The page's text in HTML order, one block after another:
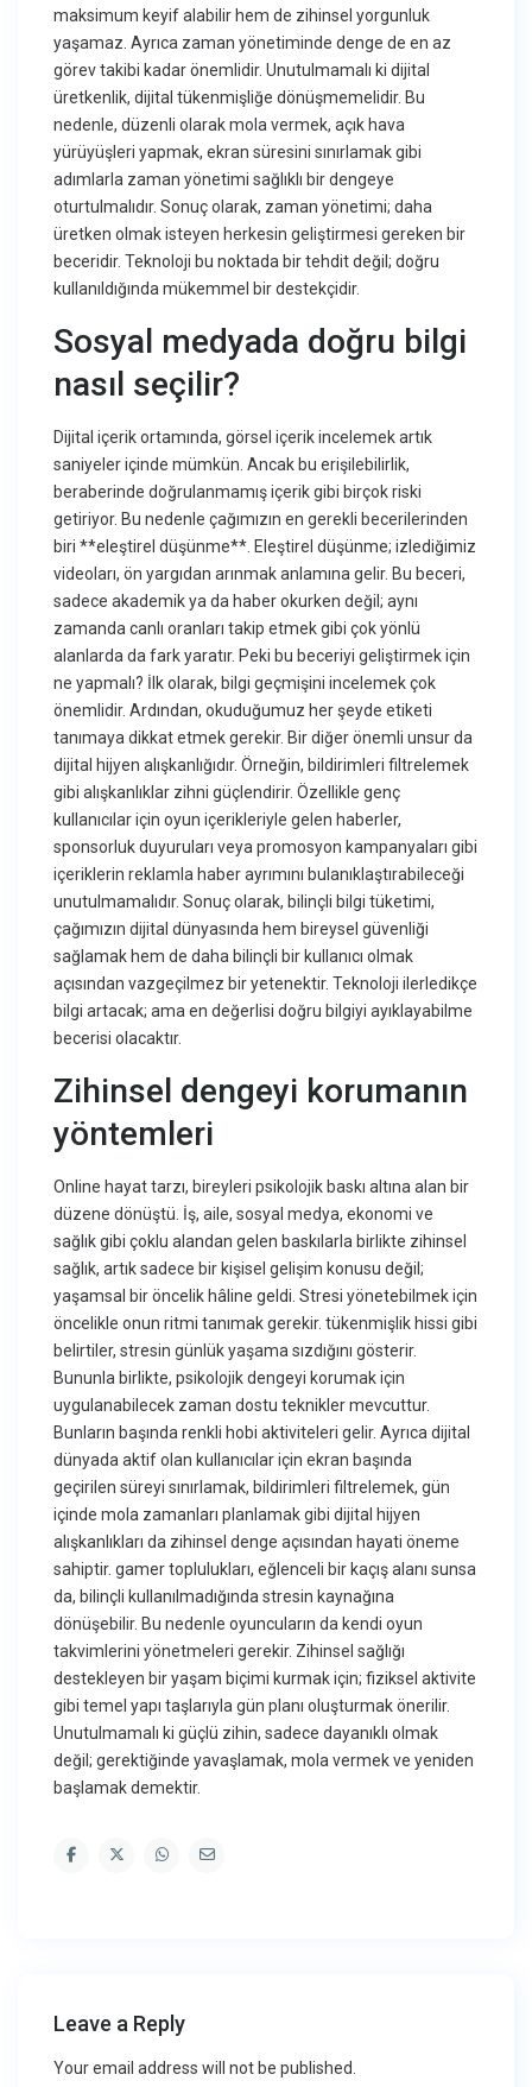
maksimum keyif alabilir hem de zihinsel yorgunluk
yaşamaz. Ayrıca zaman yönetiminde denge de en az
görev takibi kadar önemlidir. Unutulmamalı ki dijital
üretkenlik, dijital tükenmişliğe dönüşmemelidir. Bu
nedenle, düzenli olarak mola vermek, açık hava
yürüyüşleri yapmak, ekran süresini sınırlamak gibi
adımlarla zaman yönetimi sağlıklı bir dengeye
oturtulmalıdır. Sonuç olarak, zaman yönetimi; daha
üretken olmak isteyen herkesin geliştirmesi gereken bir
beceridir. Teknoloji bu noktada bir tehdit değil; doğru
kullanıldığında mükemmel bir destekçidir.
Sosyal medyada doğru bilgi
nasıl seçilir?
Dijital içerik ortamında, görsel içerik incelemek artık
saniyeler içinde mümkün. Ancak bu erişilebilirlik,
beraberinde doğrulanmamış içerik gibi birçok riski
getiriyor. Bu nedenle çağımızın en gerekli becerilerinden
biri **eleştirel düşünme**. Eleştirel düşünme; izlediğimiz
videoları, ön yargıdan arınmak anlamına gelir. Bu beceri,
sadece akademik ya da haber okurken değil; aynı
zamanda canlı oranları takip etmek gibi çok yönlü
alanlarda da fark yaratır. Peki bu beceriyi geliştirmek için
ne yapmalı? İlk olarak, bilgi geçmişini incelemek çok
önemlidir. Ardından, okuduğumuz her şeyde etiketi
tanımaya dikkat etmek gerekir. Bir diğer önemli unsur da
dijital hijyen alışkanlığıdır. Örneğin, bildirimleri filtrelemek
gibi alışkanlıklar zihni güçlendirir. Özellikle genç
kullanıcılar için oyun içerikleriyle gelen haberler,
sponsorluk duyuruları veya promosyon kampanyaları gibi
içeriklerin reklamla haber ayrımını bulanıklaştırabileceği
unutulmamalıdır. Sonuç olarak, bilinçli bilgi tüketimi,
çağımızın dijital dünyasında hem bireysel güvenliği
sağlamak hem de daha bilinçli bir kullanıcı olmak
açısından vazgeçilmez bir yetenektir. Teknoloji ilerledikçe
bilgi artacak; ama en değerlisi doğru bilgiyi ayıklayabilme
becerisi olacaktır.
Zihinsel dengeyi korumanın
yöntemleri
Online hayat tarzı, bireyleri psikolojik baskı altına alan bir
düzene dönüştü. İş, aile, sosyal medya, ekonomi ve
sağlık gibi çoklu alandan gelen baskılarla birlikte zihinsel
sağlık, artık sadece bir kişisel gelişim konusu değil;
yaşamsal bir öncelik hâline geldi. Stresi yönetebilmek için
öncelikle onun ritmi tanımak gerekir. tükenmişlik hissi gibi
belirtiler, stresin günlük yaşama sızdığını gösterir.
Bununla birlikte, psikolojik dengeyi korumak için
uygulanabilecek zaman dostu teknikler mevcuttur.
Bunların başında renkli hobi aktiviteleri gelir. Ayrıca dijital
dünyada aktif olan kullanıcılar için ekran başında
geçirilen süreyi sınırlamak, bildirimleri filtrelemek, gün
içinde mola zamanları planlamak gibi dijital hijyen
alışkanlıkları da zihinsel denge açısından hayati öneme
sahiptir. gamer toplulukları, eğlenceli bir kaçış alanı sunsa
da, bilinçli kullanılmadığında stresin kaynağına
dönüşebilir. Bu nedenle oyuncuların da kendi oyun
takvimlerini yönetmeleri gerekir. Zihinsel sağlığı
destekleyen bir yaşam biçimi kurmak için; fiziksel aktivite
gibi temel yapı taşlarıyla gün planı oluşturmak önerilir.
Unutulmamalı ki güçlü zihin, sadece dayanıklı olmak
değil; gerektiğinde yavaşlamak, mola vermek ve yeniden
başlamak demektir.
Leave a Reply
Your email address will not be published.